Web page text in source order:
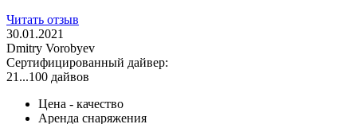
Читать отзыв
30.01.2021
Dmitry Vorobyev
Сертифицированный дайвер:
21...100 дайвов
Цена - качество
Аренда снаряжения